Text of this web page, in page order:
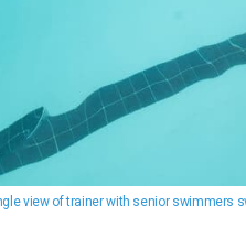
view of trainer with senior swimmers